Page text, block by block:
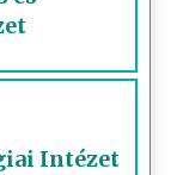
Intézet